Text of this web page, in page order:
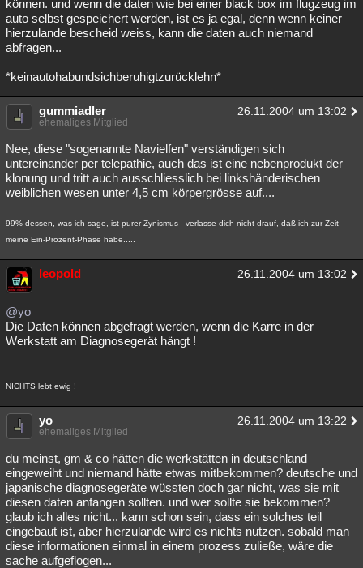
können. und wenn die daten wie bei einer black box im flugzeug im
auto selbst gespeichert werden, ist es ja egal, denn wenn keiner
hierzulande bescheid weiss, kann die daten auch niemand
abfragen...
*keinautohabundsichberuhigtzurücklehn*
gummiadler 26.11.2004 um 13:02
ehemaliges Mitglied
Nee, diese "sogenannte Navielfen" verständigen sich
untereinander per telepathie, auch das ist eine nebenprodukt der
klonung und tritt auch ausschliesslich bei linkshänderischen
weiblichen wesen unter 4,5 cm körpergrösse auf....
99% dessen, was ich sage, ist purer Zynismus - verlasse dich nicht drauf, daß ich zur Zeit
meine Ein-Prozent-Phase habe.....
leopold 26.11.2004 um 13:02
@yo
Die Daten können abgefragt werden, wenn die Karre in der
Werkstatt am Diagnosegerät hängt !
NICHTS lebt ewig !
yo 26.11.2004 um 13:22
ehemaliges Mitglied
du meinst, gm & co hätten die werkstätten in deutschland
eingeweiht und niemand hätte etwas mitbekommen? deutsche und
japanische diagnosegeräte wüssten doch gar nicht, was sie mit
diesen daten anfangen sollten. und wer sollte sie bekommen?
glaub ich alles nicht... kann schon sein, dass ein solches teil
eingebaut ist, aber hierzulande wird es nichts nutzen. sobald man
diese informationen einmal in einem prozess zuließe, wäre die
sache aufgeflogen...